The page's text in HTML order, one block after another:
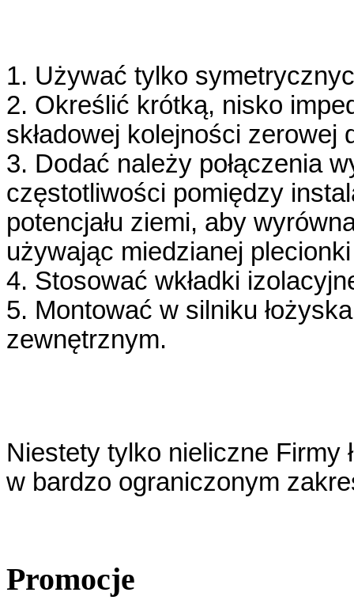
1. Używać tylko
2. Określić krótką, nisko
składowej kolejności zerowej
3. Dodać należy połączenia
częstotliwości pomiędzy
potencjału ziemi, aby
używając miedzianej
4. Stosować wkładki
5. Montować w silniku
zewnętrznym.
Niestety tylko nieliczne Firmy
w bardzo ograniczonym
Promocje